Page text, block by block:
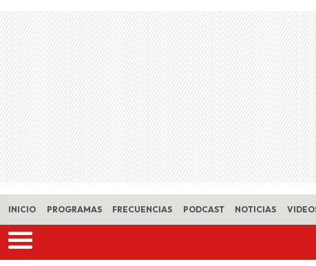
Skip to main content
INICIO PROGRAMAS FRECUENCIAS PODCAST NOTICIAS